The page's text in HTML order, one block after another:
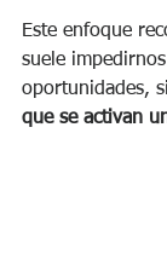
Este enfoque
suele
oportunidades,
que se activan